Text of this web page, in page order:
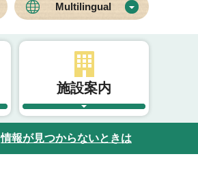
Multilingual
施設案内
情報が見つからないときは